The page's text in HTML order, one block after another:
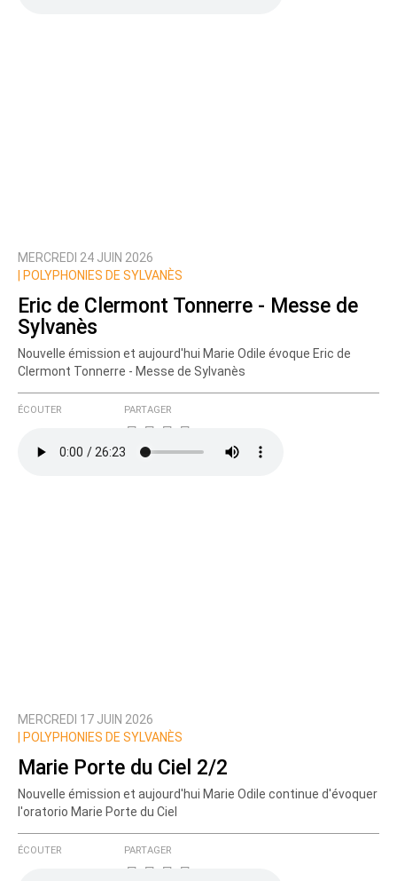
MERCREDI 24 JUIN 2026
POLYPHONIES DE SYLVANÈS
Eric de Clermont Tonnerre - Messe de
Sylvanès
Nouvelle émission et aujourd'hui Marie Odile évoque Eric de
Clermont Tonnerre - Messe de Sylvanès
ÉCOUTER PARTAGER
MERCREDI 17 JUIN 2026
POLYPHONIES DE SYLVANÈS
Marie Porte du Ciel 2/2
Nouvelle émission et aujourd'hui Marie Odile continue d'évoquer
l'oratorio Marie Porte du Ciel
ÉCOUTER PARTAGER